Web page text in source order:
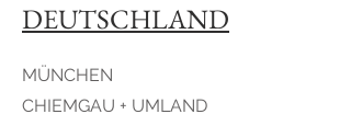
DEUTSCHLAND
MÜNCHEN
CHIEMGAU + UMLAND